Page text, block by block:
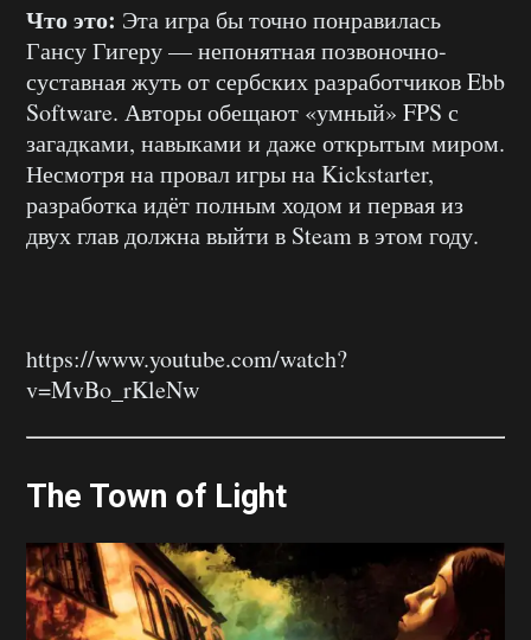
Что это: Эта игра бы точно понравилась
Гансу Гигеру — непонятная позвоночно-
суставная жуть от сербских разработчиков Ebb
Software. Авторы обещают «умный» FPS с
загадками, навыками и даже открытым миром.
Несмотря на провал игры на Kickstarter,
разработка идёт полным ходом и первая из
двух глав должна выйти в Steam в этом году.
https://www.youtube.com/watch?
v=MvBo_rKleNw
The Town of Light